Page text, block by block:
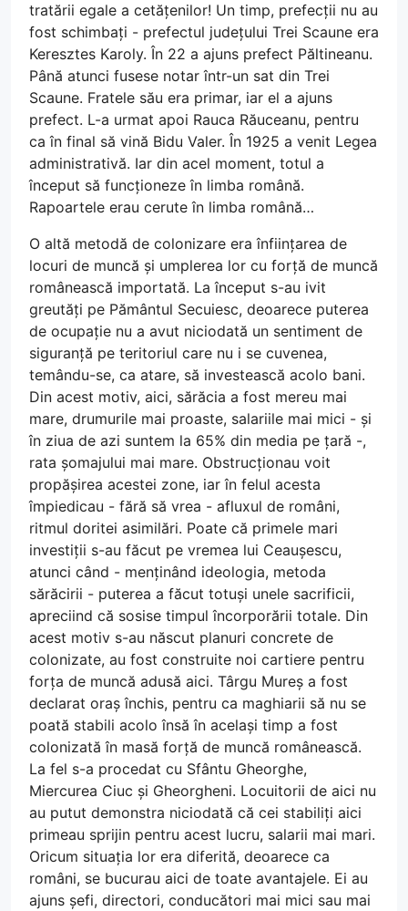
tratării egale a cetățenilor! Un timp, prefecții nu au
fost schimbați - prefectul județului Trei Scaune era
Keresztes Karoly. În 22 a ajuns prefect Păltineanu.
Până atunci fusese notar într-un sat din Trei
Scaune. Fratele său era primar, iar el a ajuns
prefect. L-a urmat apoi Rauca Răuceanu, pentru
ca în final să vină Bidu Valer. În 1925 a venit Legea
administrativă. Iar din acel moment, totul a
început să funcționeze în limba română.
Rapoartele erau cerute în limba română…
O altă metodă de colonizare era înființarea de
locuri de muncă și umplerea lor cu forță de muncă
românească importată. La început s-au ivit
greutăți pe Pământul Secuiesc, deoarece puterea
de ocupație nu a avut niciodată un sentiment de
siguranță pe teritoriul care nu i se cuvenea,
temându-se, ca atare, să investească acolo bani.
Din acest motiv, aici, sărăcia a fost mereu mai
mare, drumurile mai proaste, salariile mai mici - și
în ziua de azi suntem la 65% din media pe țară -,
rata șomajului mai mare. Obstrucționau voit
propășirea acestei zone, iar în felul acesta
împiedicau - fără să vrea - afluxul de români,
ritmul doritei asimilări. Poate că primele mari
investiții s-au făcut pe vremea lui Ceaușescu,
atunci când - menținând ideologia, metoda
sărăcirii - puterea a făcut totuși unele sacrificii,
apreciind că sosise timpul încorporării totale. Din
acest motiv s-au născut planuri concrete de
colonizate, au fost construite noi cartiere pentru
forța de muncă adusă aici. Târgu Mureș a fost
declarat oraș închis, pentru ca maghiarii să nu se
poată stabili acolo însă în același timp a fost
colonizată în masă forță de muncă românească.
La fel s-a procedat cu Sfântu Gheorghe,
Miercurea Ciuc și Gheorgheni. Locuitorii de aici nu
au putut demonstra niciodată că cei stabiliți aici
primeau sprijin pentru acest lucru, salarii mai mari.
Oricum situația lor era diferită, deoarece ca
români, se bucurau aici de toate avantajele. Ei au
ajuns șefi, directori, conducători mai mici sau mai